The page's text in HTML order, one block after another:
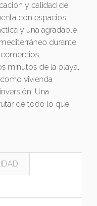
y calidad de
con espacios
y una agradable
durante
minutos de la playa,
vivienda
Una
de todo lo que